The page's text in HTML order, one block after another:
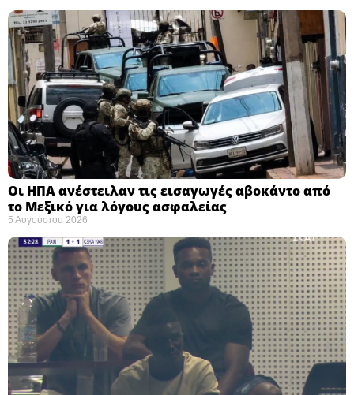
Οι ΗΠΑ ανέστειλαν τις εισαγωγές αβοκάντο από
το Μεξικό για λόγους ασφαλείας
5 Αυγούστου 2026